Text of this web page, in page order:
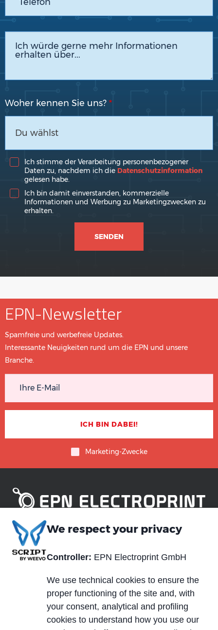
Woher kennen Sie uns?
Du wählst
Ich stimme der Verarbeitung personenbezogener
Daten zu, nachdem ich die Datenschutzinformation
gelesen habe.
Ich bin damit einverstanden, kommerzielle
Informationen und Werbung zu Marketingzwecken zu
erhalten.
EPN-Newsletter
Spamfreie und werbefreie Updates.
Interessante Neuigkeiten rund um die EPN und unsere
Branche.
Marketing-Zwecke
Piè
di
Über uns
Neuigkeiten und
Veranstaltungen
Karriere
Dienstleistungen
Märkte
We respect your privacy
Controller: EPN Electroprint GmbH
We use technical cookies to ensure the
proper functioning of the site and, with
your consent, analytical and profiling
cookies to understand how you use our